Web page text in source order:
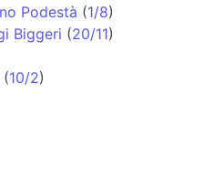
Podestà (1/8)
Biggeri (20/11)
(10/2)